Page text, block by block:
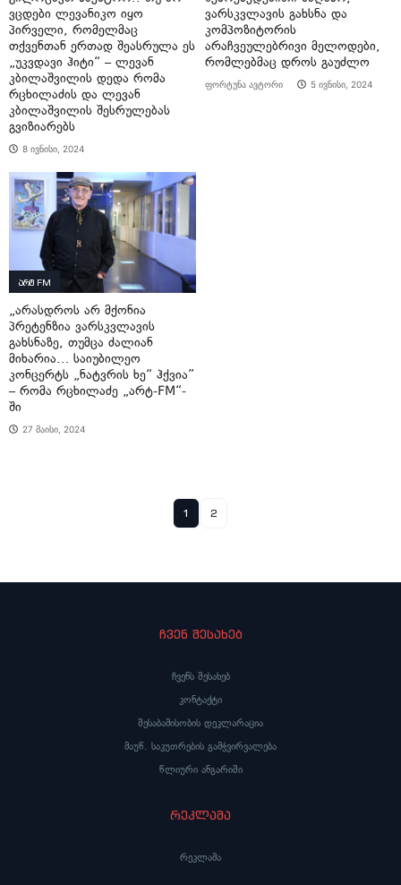
ვცდები ლევანიკო იყო
პირველი, რომელმაც
თქვენთან ერთად შეასრულა ეს
„უკვდავი ჰიტი“ – ლევან
კბილაშვილის დედა რომა
რცხილაძის და ლევან
კბილაშვილის შესრულებას
გვიზიარებს
8 ივნისი, 2024
ვარსკვლავის გახსნა და
კომპოზიტორის
არაჩვეულებრივი მელოდები,
რომლებმაც დროს გაუძლო
ფორტუნა ავტორი 5 ივნისი, 2024
არტ FM
„არასდროს არ მქონია
პრეტენზია ვარსკვლავის
გახსნაზე, თუმცა ძალიან
მიხარია… საიუბილეო
კონცერტს „ნატვრის ხე“ ჰქვია”
– რომა რცხილაძე „არტ-FM“-
ში
27 მაისი, 2024
1 2
ჩვენ შესახებ
ჩვენს შესახებ
კონტაქტი
შესაბამისობის დეკლარაცია
მაუწ. საკუთრების გამჭვირვალება
წლიური ანგარიში
რეკლამა
რეკლამა